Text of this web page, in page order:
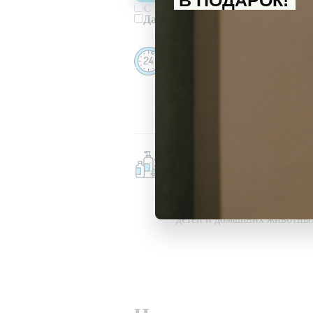
С политикой обработки
Даю
на получение
Убираем 24/7, в
которые не вредят здоровью
детей и домашних